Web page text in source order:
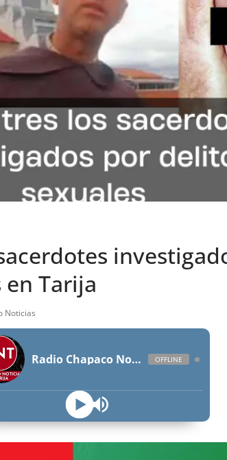
Tarija
Noticias
Radio Chapaco Noticias Las 24 horas en vivo OFFLINE